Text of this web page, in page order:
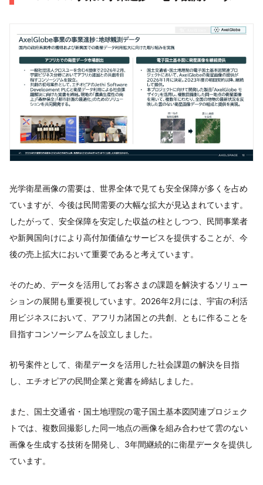
光学衛星画像の需要は、世界全体で見ても安全保障が多くを占め
ていますが、今後は民間需要の大幅な拡大が見込まれています。
したがって、安全保障を安定した収益の柱としつつ、民間事業者
や新興国向けにより高付加価値なサービスを提供することが、今
後の売上拡大において重要であると考えています。
そのため、データを活用してお客さまの課題を解決するソリュー
ションの展開も重要視しています。2026年2月には、宇宙の利活
用ビジネスにおいて、アフリカ諸国との共創、ともに作ることを
目指すコンソーシアムを設立しました。
初号案件として、衛星データを活用した社会課題の解決を目指
し、エチオピアの民間企業と覚書を締結しました。
また、国土交通省・国土地理院の電子国土基本図関連プロジェク
トでは、複数回撮影した同一地点の画像を組み合わせて雲のない
画像を生成する技術を開発し、3年間継続的に衛星データを提供し
ています。